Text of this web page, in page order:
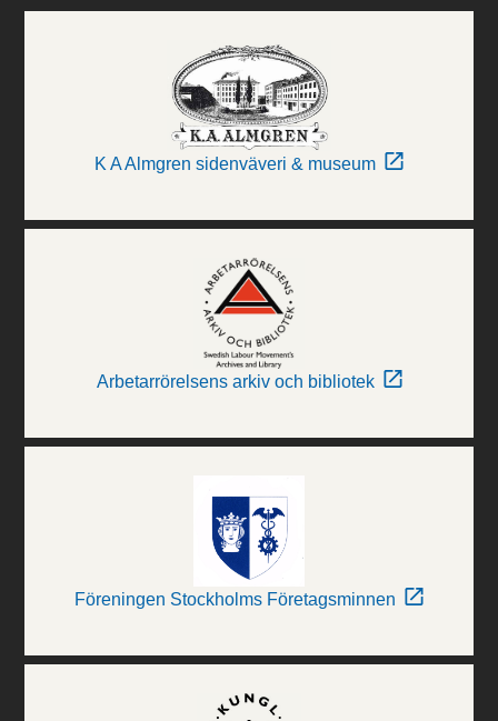
K A Almgren sidenväveri & museum
Arbetarrörelsens arkiv och bibliotek
Föreningen Stockholms Företagsminnen